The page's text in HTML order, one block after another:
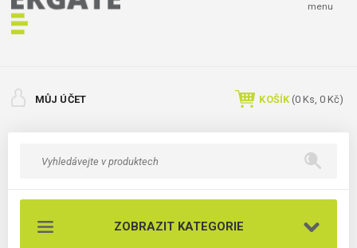
menu
MŮJ ÚČET KOŠÍK (0 Ks, 0 Kč)
ZOBRAZIT KATEGORIE